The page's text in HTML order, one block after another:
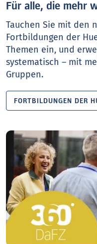
Für alle, die mehr
Tauchen Sie mit den
Fortbildungen der
Themen ein, und
systematisch – mit
Gruppen.
FORTBILDUNGEN DER